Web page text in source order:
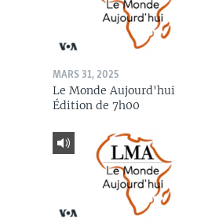
MARS 31, 2025
Le Monde Aujourd'hui
Édition de 7h00